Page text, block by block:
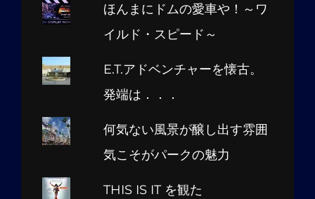
ほんまにドムの愛車や！～ワ
イルド・スピード～
E.T.アドベンチャーを懐古。
発端は．．．
何気ない風景が醸し出す雰囲
気こそがパークの魅力
THIS IS IT を観た